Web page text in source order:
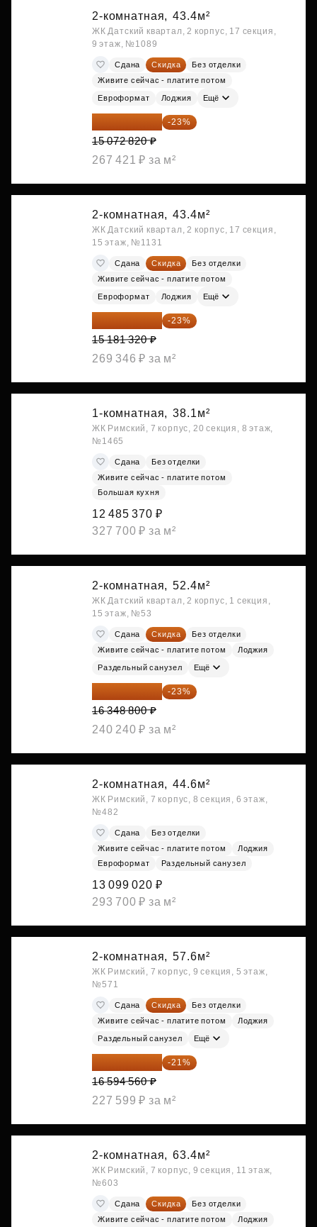
2-комнатная, 43.4м²
ЖК Датский квартал, 2 корпус, 17 секция,
9 этаж, №1089
Сдана Скидка
Без отделки
Живите сейчас - платите потом
Евроформат Лоджия Ещё
11 606 071 ₽ -23%
15 072 820 ₽
267 421 ₽ за м²
2-комнатная, 43.4м²
ЖК Датский квартал, 2 корпус, 17 секция,
15 этаж, №1131
Сдана Скидка
Без отделки
Живите сейчас - платите потом
Евроформат Лоджия Ещё
11 689 616 ₽ -23%
15 181 320 ₽
269 346 ₽ за м²
1-комнатная, 38.1м²
ЖК Римский, 7 корпус, 20 секция, 8 этаж,
№1465
Сдана
Без отделки
Живите сейчас - платите потом
Большая кухня
12 485 370 ₽
327 700 ₽ за м²
2-комнатная, 52.4м²
ЖК Датский квартал, 2 корпус, 1 секция,
15 этаж, №53
Сдана Скидка
Без отделки
Живите сейчас - платите потом
Лоджия
Раздельный санузел Ещё
12 588 576 ₽ -23%
16 348 800 ₽
240 240 ₽ за м²
2-комнатная, 44.6м²
ЖК Римский, 7 корпус, 8 секция, 6 этаж,
№482
Сдана
Без отделки
Живите сейчас - платите потом
Лоджия
Евроформат
Раздельный санузел
13 099 020 ₽
293 700 ₽ за м²
2-комнатная, 57.6м²
ЖК Римский, 7 корпус, 9 секция, 5 этаж,
№571
Сдана Скидка
Без отделки
Живите сейчас - платите потом
Лоджия
Раздельный санузел Ещё
13 109 702 ₽ -21%
16 594 560 ₽
227 599 ₽ за м²
2-комнатная, 63.4м²
ЖК Римский, 7 корпус, 9 секция, 11 этаж,
№603
Сдана Скидка
Без отделки
Живите сейчас - платите потом
Лоджия